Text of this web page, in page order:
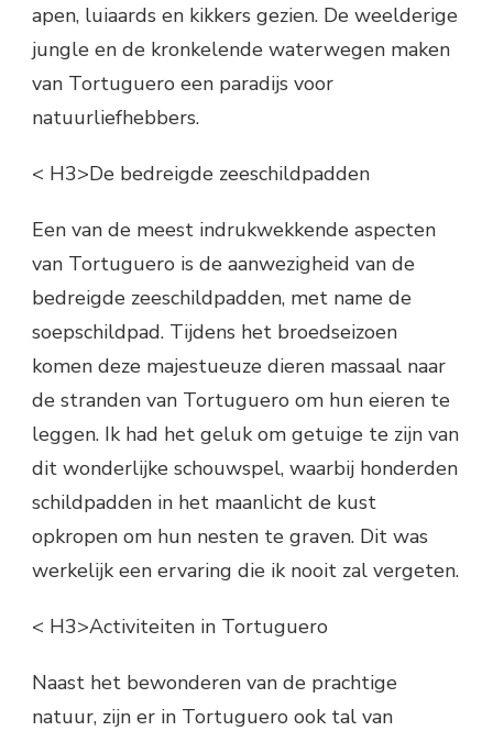
apen, luiaards en kikkers gezien. De weelderige
jungle en de kronkelende waterwegen maken
van Tortuguero een paradijs voor
natuurliefhebbers.
< H3>De bedreigde zeeschildpadden
Een van de meest indrukwekkende aspecten
van Tortuguero is de aanwezigheid van de
bedreigde zeeschildpadden, met name de
soepschildpad. Tijdens het broedseizoen
komen deze majestueuze dieren massaal naar
de stranden van Tortuguero om hun eieren te
leggen. Ik had het geluk om getuige te zijn van
dit wonderlijke schouwspel, waarbij honderden
schildpadden in het maanlicht de kust
opkropen om hun nesten te graven. Dit was
werkelijk een ervaring die ik nooit zal vergeten.
< H3>Activiteiten in Tortuguero
Naast het bewonderen van de prachtige
natuur, zijn er in Tortuguero ook tal van